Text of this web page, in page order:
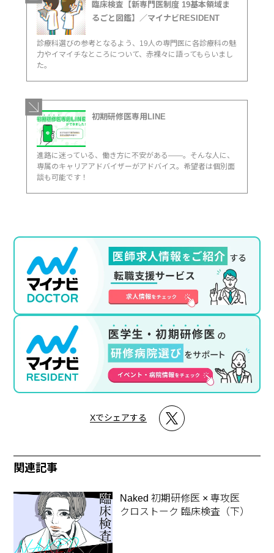
臨床検査【新専門医制度 19基本領域ま
るごと図鑑】／マイナビRESIDENT
診療科選びの参考となるよう、19人の専門医に各診療科の魅
力やイマイチなところについて、赤裸々に語ってもらいまし
た。
初期研修医専用LINE
進路に迷っている、働き方に不安がある――。そんな人に、
専属のキャリアアドバイザーがアドバイス。希望者は個別面
談も可能です！
Xでシェアする
関連記事
Naked 初期研修医 × 専攻医
クロストーク 臨床検査（下）